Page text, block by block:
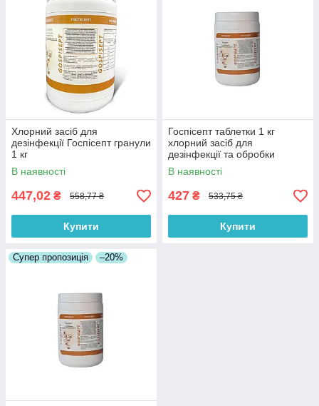
Хлорний засіб для
дезінфекції Госпісепт гранули
1 кг
В наявності
447,02 ₴ 558,77 ₴
Купити
Госпісепт таблетки 1 кг
хлорний засіб для
дезінфекції та обробки
поверхонь
В наявності
427 ₴ 533,75 ₴
Купити
Супер пропозиція –20%